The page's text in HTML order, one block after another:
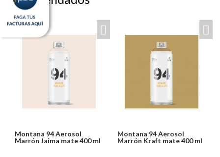
Montana 94 Aerosol
Marrón Jaima mate 400 ml
Montana 94 Aerosol
Marrón Kraft mate 400 ml